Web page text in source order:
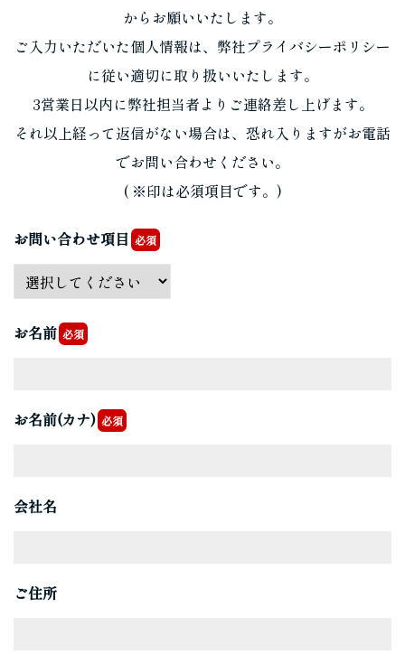
からお願いいたします。
ご入力いただいた個人情報は、弊社プライバシーポリシー
に従い適切に取り扱いいたします。
3営業日以内に弊社担当者よりご連絡差し上げます。
それ以上経って返信がない場合は、恐れ入りますがお電話
でお問い合わせください。
( ※印は必須項目です。)
お問い合わせ項目 必須
お名前 必須
お名前(カナ) 必須
会社名
ご住所